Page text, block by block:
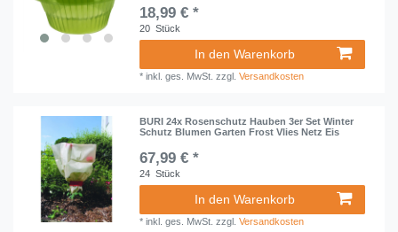
18,99 € *
20 Stück
In den Warenkorb
*inkl. ges. MwSt. zzgl.Versandkosten
BURI 24x Rosenschutz Hauben 3er Set Winter
Schutz Blumen Garten Frost Vlies Netz Eis
67,99 € *
24 Stück
In den Warenkorb
*inkl. ges. MwSt. zzgl.Versandkosten